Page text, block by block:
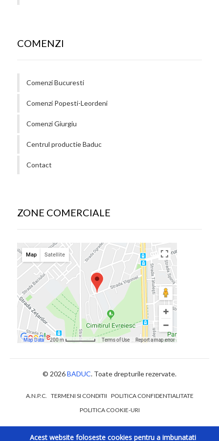
COMENZI
Comenzi Bucuresti
Comenzi Popesti-Leordeni
Comenzi Giurgiu
Centrul productie Baduc
Contact
ZONE COMERCIALE
© 2026BADUC. Toate drepturile rezervate.
A.N.P.C. TERMENI SI CONDITII POLITICA CONFIDENTIALITATE
POLITICA COOKIE-URI
Acest website foloseste cookies pentru a imbunatati